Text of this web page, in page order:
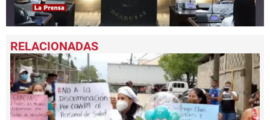
seconds
of
1
minute,
55
seconds